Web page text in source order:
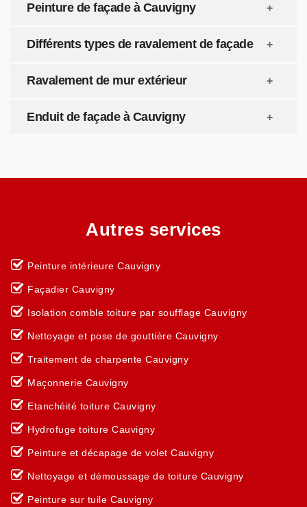
Peinture de façade à Cauvigny
Différents types de ravalement de façade
Ravalement de mur extérieur
Enduit de façade à Cauvigny
Autres services
Peinture intérieure Cauvigny
Façadier Cauvigny
Isolation comble toiture par soufflage Cauvigny
Nettoyage et pose de gouttière Cauvigny
Traitement de charpente Cauvigny
Maçonnerie Cauvigny
Etanchéité toiture Cauvigny
Hydrofuge toiture Cauvigny
Peinture et décapage de volet Cauvigny
Nettoyage et démoussage de toiture Cauvigny
Peinture sur tuile Cauvigny